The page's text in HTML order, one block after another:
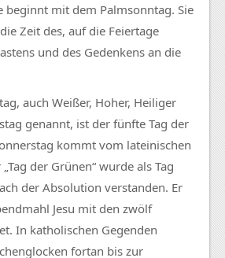
beginnt mit dem Palmsonntag. Sie
Zeit des, auf die Feiertage
und des Gedenkens an die
auch Weißer, Hoher, Heiliger
genannt, ist der fünfte Tag der
kommt vom lateinischen
der Grünen“ wurde als Tag
der Absolution verstanden. Er
Jesu mit den zwölf
In katholischen Gegenden
fortan bis zur